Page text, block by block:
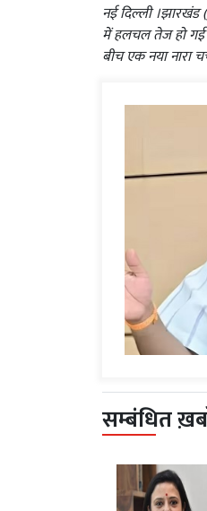
नई दिल्ली ।झारखंड
में हलचल तेज हो गई
बीच एक नया नारा
सम्बंधित